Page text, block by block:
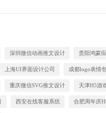
深圳微信动画推文设计 贵阳鸿蒙
上海UI界面设计公司 成都logo表情
重庆微信SVG推文设计 天津H5游
西安在线客服系统 合肥周年庆